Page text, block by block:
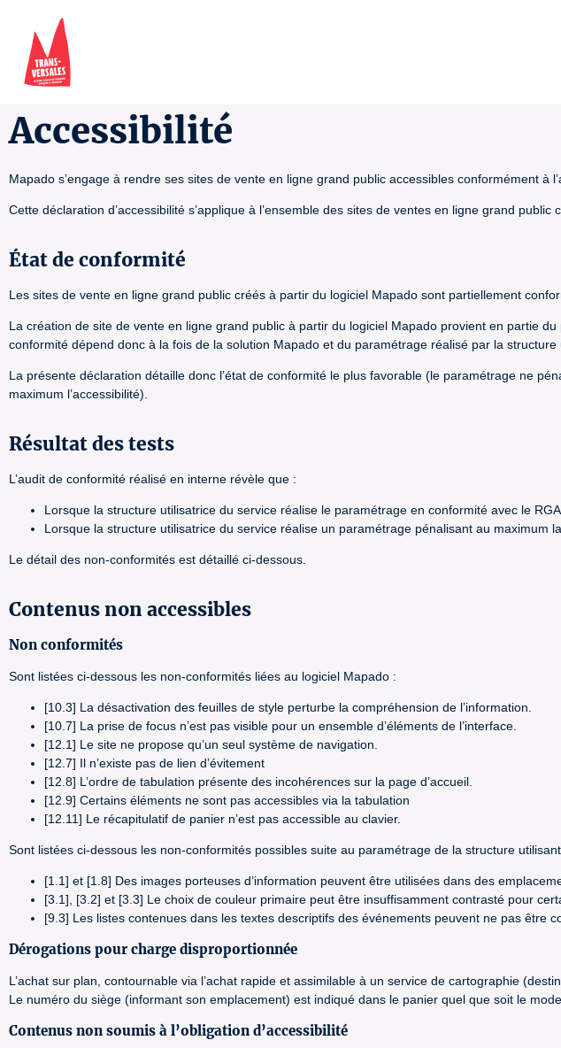
Accessibilité
Mapado s’engage à rendre ses sites de vente en ligne grand public accessibles conformément à
Cette déclaration d’accessibilité s’applique à l’ensemble des sites de ventes en ligne grand public
État de conformité
Les sites de vente en ligne grand public créés à partir du logiciel Mapado sont partiellement
La création de site de vente en ligne grand public à partir du logiciel Mapado provient en partie
conformité dépend donc à la fois de la solution Mapado et du paramétrage réalisé par la structure
La présente déclaration détaille donc l’état de conformité le plus favorable (le paramétrage ne
maximum l’accessibilité).
Résultat des tests
L’audit de conformité réalisé en interne révèle que :
Lorsque la structure utilisatrice du service réalise le paramétrage en conformité avec le
Lorsque la structure utilisatrice du service réalise un paramétrage pénalisant au maximum
Le détail des non-conformités est détaillé ci-dessous.
Contenus non accessibles
Non conformités
Sont listées ci-dessous les non-conformités liées au logiciel Mapado :
[10.3] La désactivation des feuilles de style perturbe la compréhension de l’information.
[10.7] La prise de focus n’est pas visible pour un ensemble d’éléments de l’interface.
[12.1] Le site ne propose qu’un seul système de navigation.
[12.7] Il n’existe pas de lien d’évitement
[12.8] L’ordre de tabulation présente des incohérences sur la page d’accueil.
[12.9] Certains éléments ne sont pas accessibles via la tabulation
[12.11] Le récapitulatif de panier n’est pas accessible au clavier.
Sont listées ci-dessous les non-conformités possibles suite au paramétrage de la structure
[1.1] et [1.8] Des images porteuses d’information peuvent être utilisées dans des
[3.1], [3.2] et [3.3] Le choix de couleur primaire peut être insuffisamment contrasté pour
[9.3] Les listes contenues dans les textes descriptifs des événements peuvent ne pas être
Dérogations pour charge disproportionnée
L’achat sur plan, contournable via l’achat rapide et assimilable à un service de cartographie
Le numéro du siège (informant son emplacement) est indiqué dans le panier quel que soit le mode
Contenus non soumis à l’obligation d’accessibilité